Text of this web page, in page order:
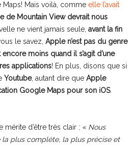
Mais voilà, comme elle l’avait
de Mountain View devrait nous
ne vient jamais seule, avant la fin
le savez, Apple n’est pas du genre
moins quand il s’agit d’une
applications! En plus, disons que si
Youtube, autant dire que Apple
Google Maps pour son iOS.
mérite d’être très clair : « Nous
la plus complète, la plus précise et